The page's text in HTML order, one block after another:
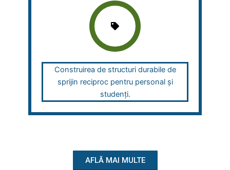
Construirea de structuri durabile de
sprijin reciproc pentru personal și
studenți.
AFLĂ MAI MULTE